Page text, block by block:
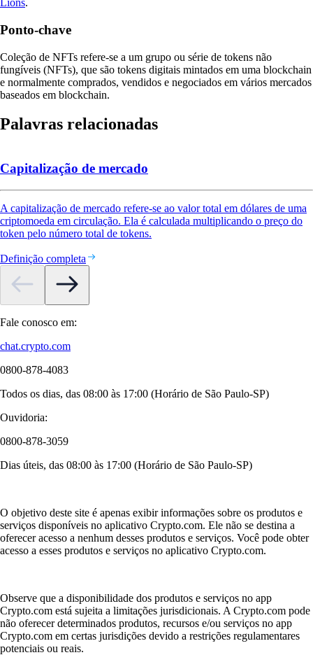
Lions.
Ponto-chave
Coleção de NFTs refere-se a um grupo ou série de tokens não
fungíveis (NFTs), que são tokens digitais mintados em uma blockchain
e normalmente comprados, vendidos e negociados em vários mercados
baseados em blockchain.
Palavras relacionadas
Capitalização de mercado
A capitalização de mercado refere-se ao valor total em dólares de uma
criptomoeda em circulação. Ela é calculada multiplicando o preço do
token pelo número total de tokens.
Definição completa
Fale conosco em:
chat.crypto.com
0800-878-4083
Todos os dias, das 08:00 às 17:00 (Horário de São Paulo-SP)
Ouvidoria:
0800-878-3059
Dias úteis, das 08:00 às 17:00 (Horário de São Paulo-SP)
O objetivo deste site é apenas exibir informações sobre os produtos e
serviços disponíveis no aplicativo Crypto.com. Ele não se destina a
oferecer acesso a nenhum desses produtos e serviços. Você pode obter
acesso a esses produtos e serviços no aplicativo Crypto.com.
Observe que a disponibilidade dos produtos e serviços no app
Crypto.com está sujeita a limitações jurisdicionais. A Crypto.com pode
não oferecer determinados produtos, recursos e/ou serviços no app
Crypto.com em certas jurisdições devido a restrições regulamentares
potenciais ou reais.